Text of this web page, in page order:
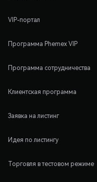
VIP-портал
Программа Phemex VIP
Программа сотрудничества
Клиентская программа
Заявка на листинг
Идея по листингу
Торговля в тестовом режиме